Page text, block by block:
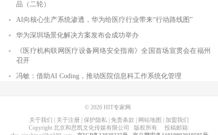
品（二轮）
AI向核心生产系统渗透，华为给医疗行业带来“行动路线图”
华为深圳场景化解决方案发布会成功举办
《医疗机构联网医疗设备网络安全指南》全国首场宣贯会在福州
召开
冯敏：借助AI Coding，推动医院信息科工作系统化管理
© 2026 HIT专家网
关于我们
关于注册 保护隐私 免责条款 网站地图
加盟我们
Copyright 北京和思凯文化传媒有限公司 版权所有. 投稿邮箱: